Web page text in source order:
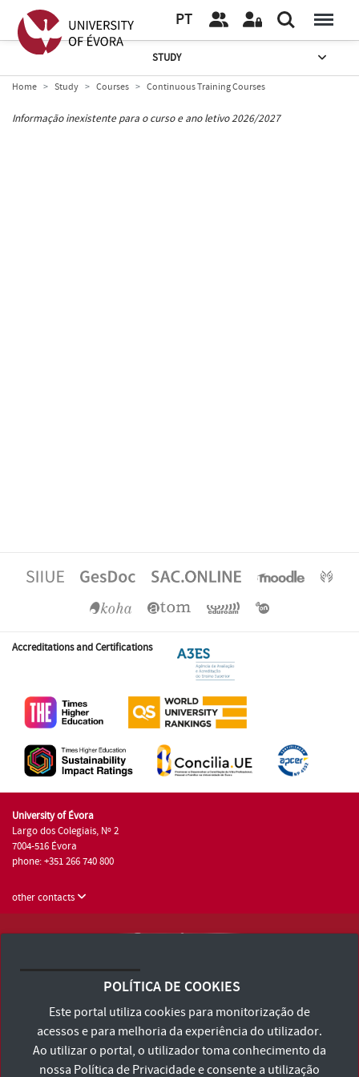
PT
STUDY
Home Study Courses Continuous Training Courses
Informação inexistente para o curso e ano letivo 2026/2027
Accreditations and Certifications
University of Évora
Largo dos Colegiais, Nº 2
7004-516 Évora
phone: +351 266 740 800
other contacts
Terms and Conditions and Privacy Policy
Accessibility Statement
POLÍTICA DE COOKIES
Este portal utiliza cookies para monitorização de
acessos e para melhoria da experiência do utilizador.
Ao utilizar o portal, o utilizador toma conhecimento da
nossa Política de Privacidadee consente a utilização